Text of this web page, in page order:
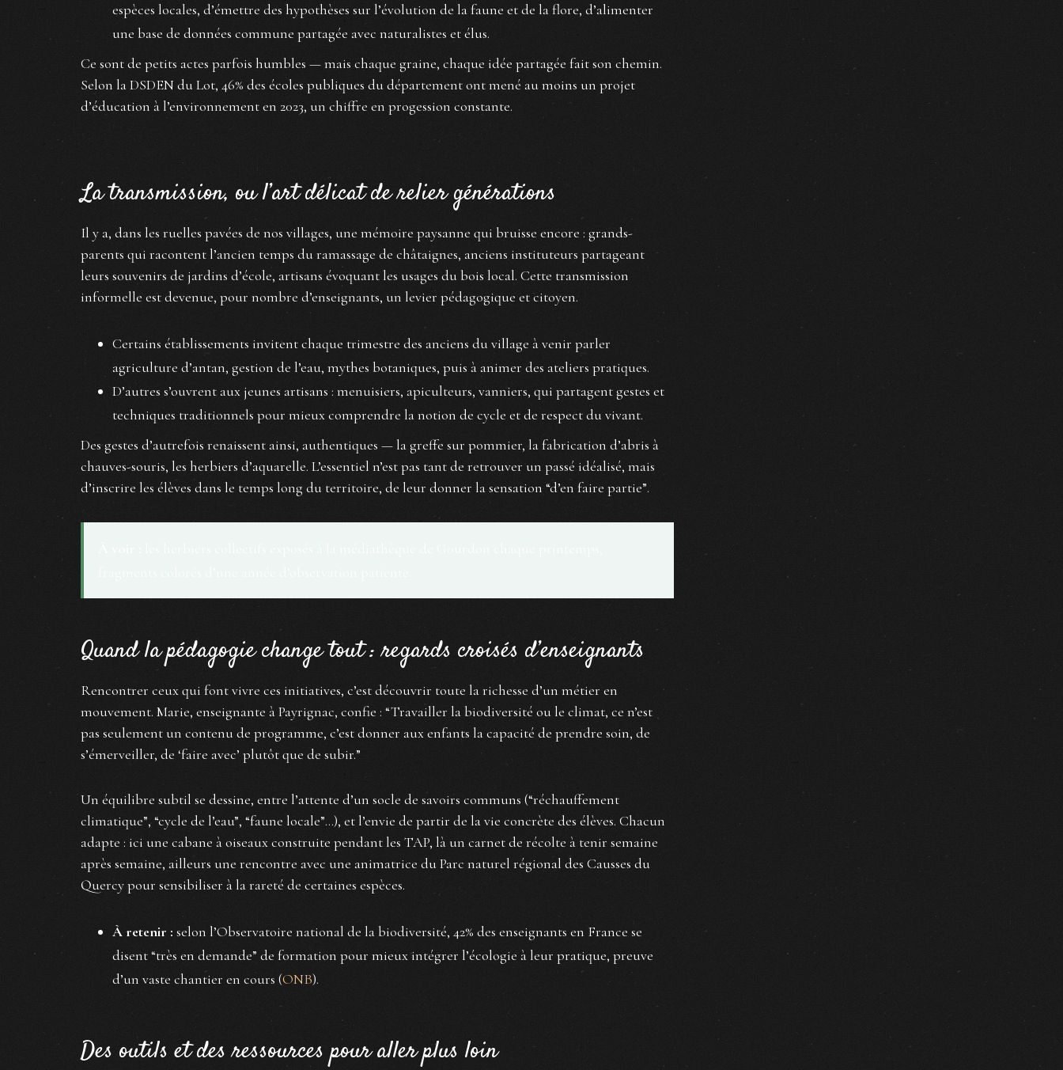
espèces locales, d’émettre des hypothèses sur l’évolution de la faune et de la flore, d’alimenter
une base de données commune partagée avec naturalistes et élus.
Ce sont de petits actes parfois humbles — mais chaque graine, chaque idée partagée fait son chemin.
Selon la DSDEN du Lot, 46% des écoles publiques du département ont mené au moins un projet
d’éducation à l’environnement en 2023, un chiffre en progession constante.
La transmission, ou l’art délicat de relier générations
Il y a, dans les ruelles pavées de nos villages, une mémoire paysanne qui bruisse encore : grands-
parents qui racontent l’ancien temps du ramassage de châtaignes, anciens instituteurs partageant
leurs souvenirs de jardins d’école, artisans évoquant les usages du bois local. Cette transmission
informelle est devenue, pour nombre d’enseignants, un levier pédagogique et citoyen.
Certains établissements invitent chaque trimestre des anciens du village à venir parler
agriculture d’antan, gestion de l’eau, mythes botaniques, puis à animer des ateliers pratiques.
D’autres s’ouvrent aux jeunes artisans : menuisiers, apiculteurs, vanniers, qui partagent gestes et
techniques traditionnels pour mieux comprendre la notion de cycle et de respect du vivant.
Des gestes d’autrefois renaissent ainsi, authentiques — la greffe sur pommier, la fabrication d’abris à
chauves-souris, les herbiers d’aquarelle. L’essentiel n’est pas tant de retrouver un passé idéalisé, mais
d’inscrire les élèves dans le temps long du territoire, de leur donner la sensation “d’en faire partie”.
Quand la pédagogie change tout : regards croisés d’enseignants
Rencontrer ceux qui font vivre ces initiatives, c’est découvrir toute la richesse d’un métier en
mouvement. Marie, enseignante à Payrignac, confie : “Travailler la biodiversité ou le climat, ce n’est
pas seulement un contenu de programme, c’est donner aux enfants la capacité de prendre soin, de
s’émerveiller, de ‘faire avec’ plutôt que de subir.”
Un équilibre subtil se dessine, entre l’attente d’un socle de savoirs communs (“réchauffement
climatique”, “cycle de l’eau”, “faune locale”…), et l’envie de partir de la vie concrète des élèves. Chacun
adapte : ici une cabane à oiseaux construite pendant les TAP, là un carnet de récolte à tenir semaine
après semaine, ailleurs une rencontre avec une animatrice du Parc naturel régional des Causses du
Quercy pour sensibiliser à la rareté de certaines espèces.
À retenir : selon l’Observatoire national de la biodiversité, 42% des enseignants en France se
disent “très en demande” de formation pour mieux intégrer l’écologie à leur pratique, preuve
d’un vaste chantier en cours (ONB).
Des outils et des ressources pour aller plus loin